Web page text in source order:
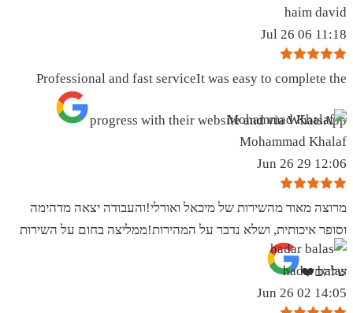
haim david
11:18 06 Jul 26
Professional and fast serviceIt was easy to complete the
progress with their website and via WhatsApp
Mohammad Khalaf
12:06 29 Jun 26
מרוצה מאוד מהשירות של מיכאל ואורלי!והעבודה יצאה מדהימה
וסופר איכותית, ושלא נדבר על המהירות!ממליצה בחום על השירות
שלהם❤️
hadar balas
14:05 02 Jun 26